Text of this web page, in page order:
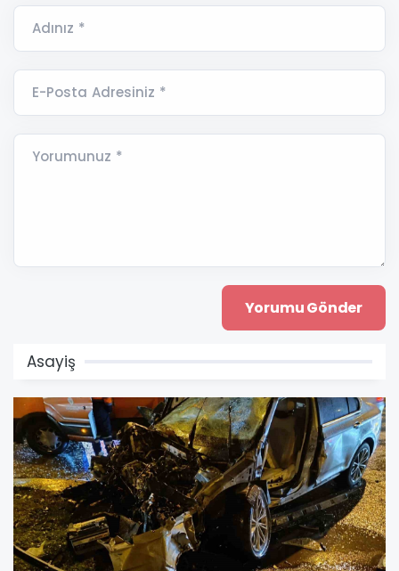
Adınız *
E-Posta Adresiniz *
Yorumunuz *
Asayiş